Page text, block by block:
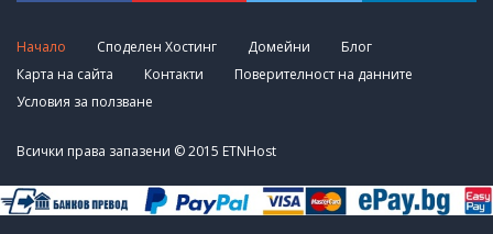
Начало Споделен Хостинг Домейни
Блог
Карта на сайта
Контакти
Поверителност на данните
Условия за ползване
Всички права запазени © 2015 ETNHost